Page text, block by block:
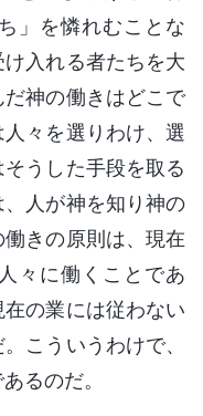
」を憐れむことな
入れる者たちを大
神の働きはどこで
々を選りわけ、選
うした手段を取る
人が神を知り神の
きの原則は、現在
々に働くことであ
の業には従わない
こういうわけで、
るのだ。